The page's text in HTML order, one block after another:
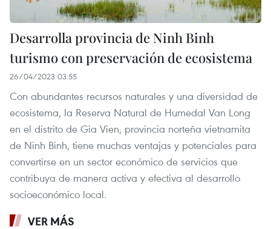
Desarrolla provincia de Ninh Binh
turismo con preservación de ecosistema
26/04/2023 03:55
Con abundantes recursos naturales y una diversidad de
ecosistema, la Reserva Natural de Humedal Van Long
en el distrito de Gia Vien, provincia norteña vietnamita
de Ninh Binh, tiene muchas ventajas y potenciales para
convertirse en un sector económico de servicios que
contribuya de manera activa y efectiva al desarrollo
socioeconómico local.
VER MÁS